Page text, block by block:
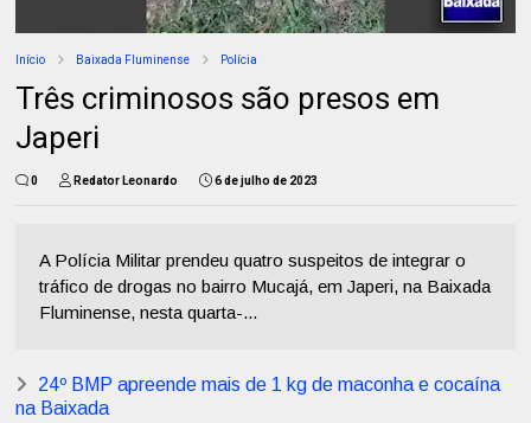
Início Baixada Fluminense Polícia
Três criminosos são presos em
Japeri
0 Redator Leonardo 6 de julho de 2023
A Polícia Militar prendeu quatro suspeitos de integrar o
tráfico de drogas no bairro Mucajá, em Japeri, na Baixada
Fluminense, nesta quarta-...
24º BMP apreende mais de 1 kg de maconha e cocaína
na Baixada